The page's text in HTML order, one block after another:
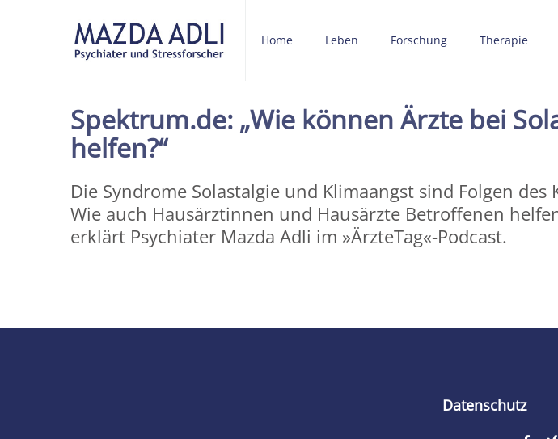
Home Leben Forschung Therapie
Spektrum.de: „Wie können Ärzte bei
helfen?“
Die Syndrome Solastalgie und Klimaangst sind Folgen des
Wie auch Hausärztinnen und Hausärzte Betroffenen
erklärt Psychiater Mazda Adli im »ÄrzteTag«-Podcast.
Datenschutz